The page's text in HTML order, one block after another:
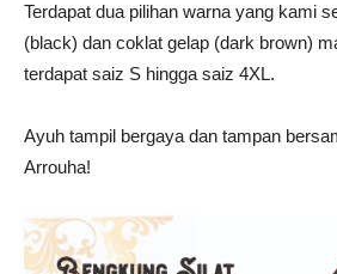
Terdapat dua pilihan warna yang kami
(black) dan coklat gelap (dark brown)
terdapat saiz S hingga saiz 4XL.
Ayuh tampil bergaya dan tampan
Arrouha!